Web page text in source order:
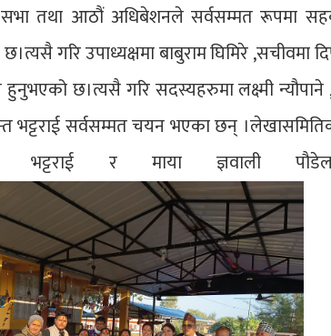
तथा आठौं अधिबेशनले सर्वसम्मत रूपमा
गरि उपाध्यक्षमा बाबुराम घिमिरे ,सचीवमा
छ।त्यसै गरि सदस्यहरुमा लक्ष्मी न्यौपाने
भट्टराई सर्वसम्मत चयन भएका छन्
भट्टराई र माया ज्ञवाली